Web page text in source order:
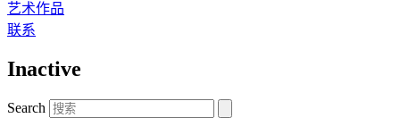
艺术作品
联系
Inactive
Search